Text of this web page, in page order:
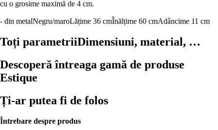
cu o grosime maximă de 4 cm.
- din metalNegru/maroLățime 36 cmÎnălțime 60 cmAdâncime 11 cm
Toți parametriiDimensiuni, material, …
Descoperă întreaga gamă de produse
Estique
Ți-ar putea fi de folos
Întrebare despre produs